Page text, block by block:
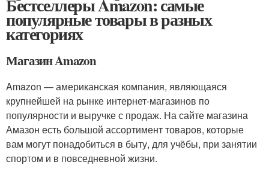
Бестселлеры Amazon: самые
популярные товары в разных
категориях
Магазин Amazon
Amazon — американская компания, являющаяся
крупнейшей на рынке интернет-магазинов по
популярности и выручке с продаж. На сайте магазина
Амазон есть большой ассортимент товаров, которые
вам могут понадобиться в быту, для учёбы, при занятии
спортом и в повседневной жизни.